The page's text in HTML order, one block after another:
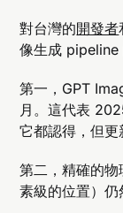
對台灣的開發者
像生成 pipeline
第一，GPT
月。這代表
它都認得，但更
第二，精確的
素級的位置）仍